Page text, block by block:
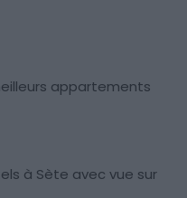
appartements
à Sète avec vue sur